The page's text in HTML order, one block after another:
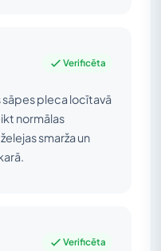
Verificēta
sāpes pleca locītavā
normālas
smarža un
Verificēta